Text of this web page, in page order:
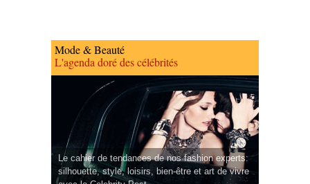
Mode & Beauté
L'agenda doré des célébrités
Le cahier de tendances de nos fashion experts:
silhouette, style, loisirs, bien-être et art de vivre